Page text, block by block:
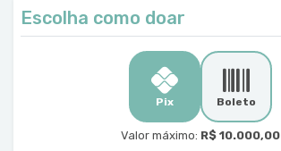
Escolha como doar
Pix Boleto
Valor máximo: R$ 10.000,00